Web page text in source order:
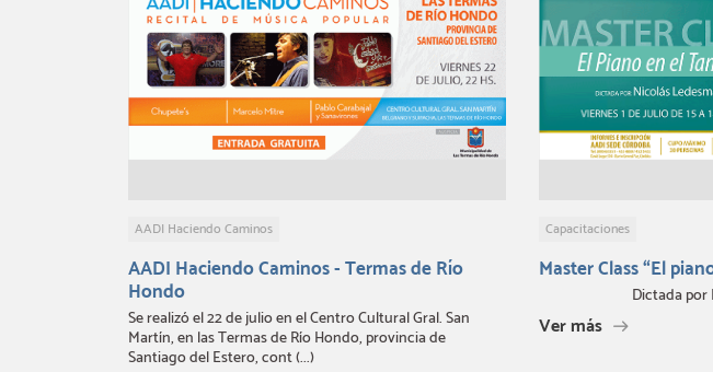
AADI Haciendo Caminos
AADI Haciendo Caminos - Termas de Río
Hondo
Se realizó el 22 de julio en el Centro Cultural Gral. San
Martín, en las Termas de Río Hondo, provincia de
Santiago del Estero, cont (...)
Capacitaciones
Master Class “El
Dictada por
Ver más